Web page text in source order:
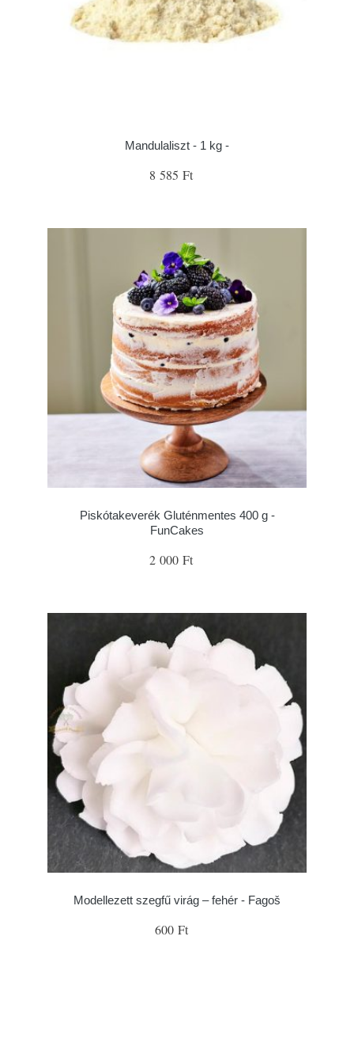
Mandulaliszt - 1 kg -
8 585 Ft
Piskótakeverék Gluténmentes 400 g -
FunCakes
2 000 Ft
Modellezett szegfű virág – fehér - Fagoš
600 Ft